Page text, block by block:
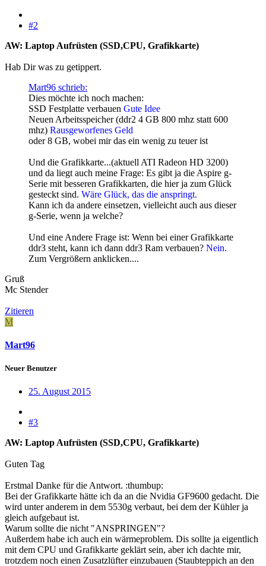
#2
AW: Laptop Aufrüsten (SSD,CPU, Grafikkarte)
Hab Dir was zu getippert.
Mart96 schrieb:
Dies möchte ich noch machen:
SSD Festplatte verbauen Gute Idee
Neuen Arbeitsspeicher (ddr2 4 GB 800 mhz statt 600
mhz) Rausgeworfenes Geld
oder 8 GB, wobei mir das ein wenig zu teuer ist
Und die Grafikkarte...(aktuell ATI Radeon HD 3200)
und da liegt auch meine Frage: Es gibt ja die Aspire g-
Serie mit besseren Grafikkarten, die hier ja zum Glück
gesteckt sind. Wäre Glück, das die anspringt.
Kann ich da andere einsetzen, vielleicht auch aus dieser
g-Serie, wenn ja welche?
Und eine Andere Frage ist: Wenn bei einer Grafikkarte
ddr3 steht, kann ich dann ddr3 Ram verbauen? Nein.
Zum Vergrößern anklicken....
Gruß
Mc Stender
Zitieren
M
Mart96
Neuer Benutzer
25. August 2015
#3
AW: Laptop Aufrüsten (SSD,CPU, Grafikkarte)
Guten Tag
Erstmal Danke für die Antwort. :thumbup:
Bei der Grafikkarte hätte ich da an die Nvidia GF9600 gedacht. Die
wird unter anderem in dem 5530g verbaut, bei dem der Kühler ja
gleich aufgebaut ist.
Warum sollte die nicht "ANSPRINGEN"?
Außerdem habe ich auch ein wärmeproblem. Dis sollte ja eigentlich
mit dem CPU und Grafikkarte geklärt sein, aber ich dachte mir,
trotzdem noch einen Zusatzlüfter einzubauen (Staubteppich an den